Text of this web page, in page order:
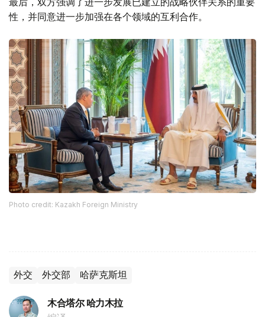
性，并同意进一步加强在各个领域的互利合作。
Photo credit: Kazakh Foreign Ministry
外交 外交部 哈萨克斯坦
木合塔尔 哈力木拉